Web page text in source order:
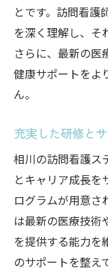
とです。訪問看護
を深く理解し、そ
さらに、最新の医
健康サポートをよ
ん。
充実した研修と
相川の訪問看護ス
とキャリア成長
ログラムが用意さ
は最新の医療技術
を提供する能力を
のサポートを整え